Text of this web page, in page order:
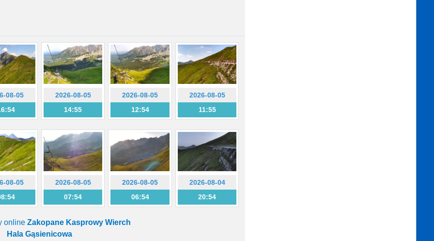
08-05
2026-08-05
14:55
2026-08-05
12:54
2026-08-05
11:55
08-05
2026-08-05
07:54
2026-08-05
06:54
2026-08-04
20:54
online Zakopane Kasprowy Wierch
Hala Gąsienicowa